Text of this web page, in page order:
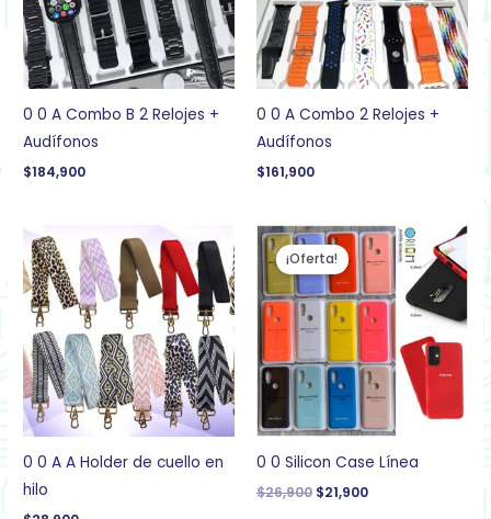
0 0 A Combo B 2 Relojes +
Audífonos
$184,900
0 0 A Combo 2 Relojes +
Audífonos
$161,900
0 0 A A Holder de cuello en
hilo
¡Oferta!
0 0 Silicon Case Línea
$26,900
El
precio
original
era:
$26,900.
$21,900
El
precio
actual
$21,900.